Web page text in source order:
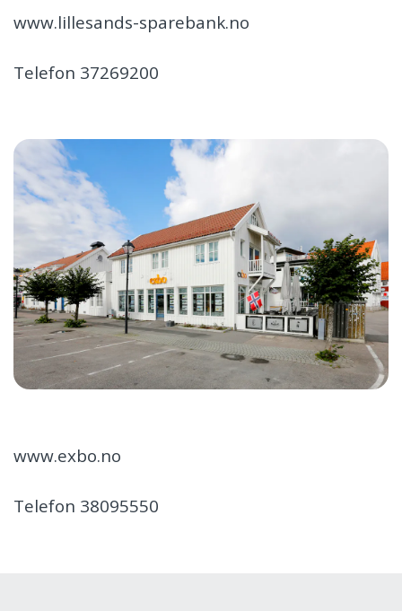
www.lillesands-sparebank.no
Telefon 37269200
www.exbo.no
Telefon 38095550